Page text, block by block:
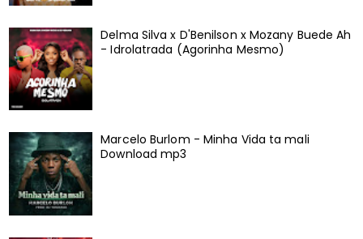
Delma Silva x D'Benilson x Mozany Buede Ah
- Idrolatrada (Agorinha Mesmo)
Marcelo Burlom - Minha Vida ta mali
Download mp3